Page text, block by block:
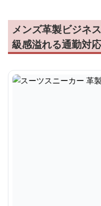
メンズ革製ビジネ
級感溢れる通勤対